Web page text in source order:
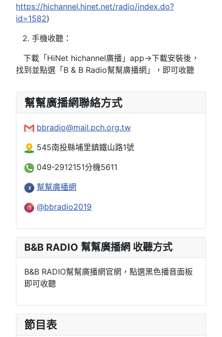
https://hichannel.hinet.net/radio/index.do?
id=1582)
手機收聽：
下載「HiNet hichannel廣播」app→下載安裝後，
找到並點選「B & B Radio幫幫廣播網」，即可收聽
幫幫廣播網聯絡方式
bbradio@mail.pch.org.tw
545南投縣埔里鎮鐵山路1號
049-2912151分機5611
幫幫廣播網
@bbradio2019
B&B RADIO 幫幫廣播網 收聽方式
B&B RADIO幫幫廣播網官網，點選黑色播音面板
即可收聽
節目表